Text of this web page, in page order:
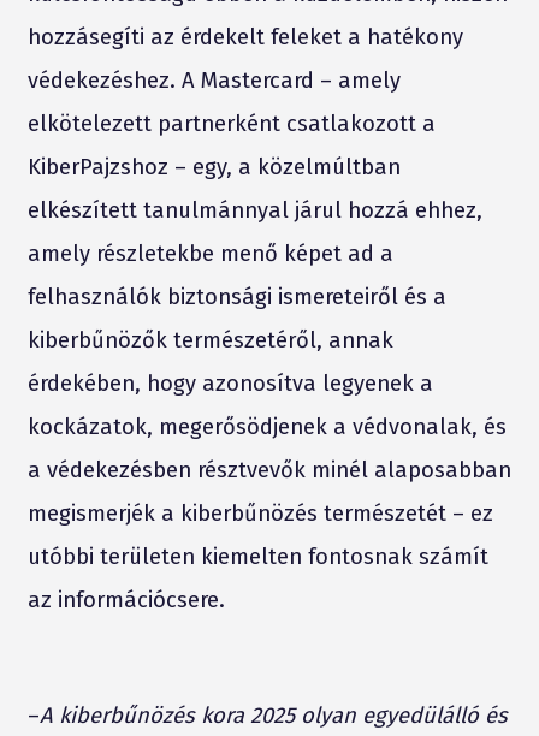
hozzásegíti az érdekelt feleket a hatékony
védekezéshez. A Mastercard – amely
elkötelezett partnerként csatlakozott a
KiberPajzshoz – egy, a közelmúltban
elkészített tanulmánnyal járul hozzá ehhez,
amely részletekbe menő képet ad a
felhasználók biztonsági ismereteiről és a
kiberbűnözők természetéről, annak
érdekében, hogy azonosítva legyenek a
kockázatok, megerősödjenek a védvonalak, és
a védekezésben résztvevők minél alaposabban
megismerjék a kiberbűnözés természetét – ez
utóbbi területen kiemelten fontosnak számít
az információcsere.
–A kiberbűnözés kora 2025 olyan egyedülálló és